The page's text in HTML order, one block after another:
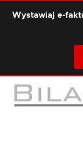
Wystawiaj e-